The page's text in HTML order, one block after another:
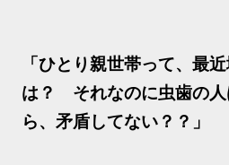
「ひとり親世帯って、最
は？ それなのに虫歯の人
ら、矛盾してない？？」